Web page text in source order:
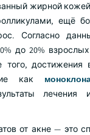
жирной
ещё
Согласно
до 20%
того, достижения
как
лечения
от акне — это